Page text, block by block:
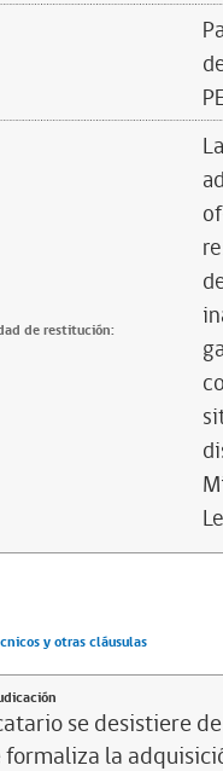
de restitución:
y otras cláusulas
se desistiere
formaliza la